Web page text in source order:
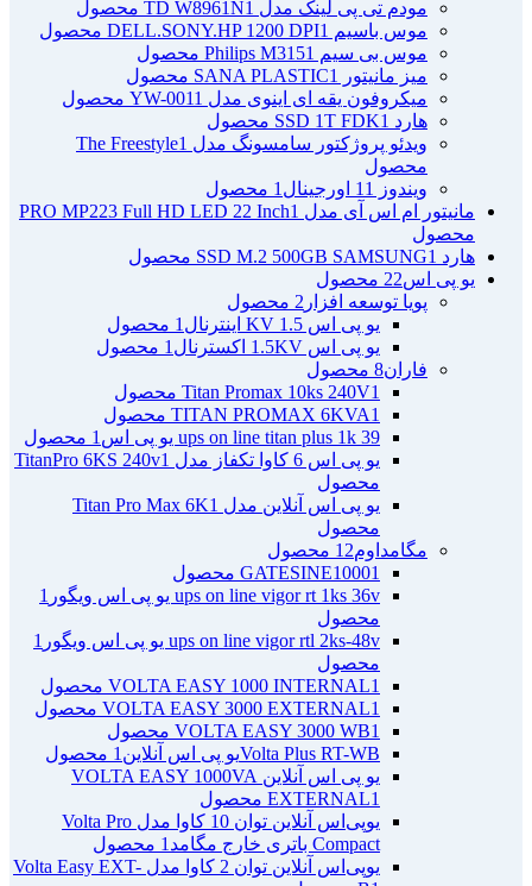
مودم تی پی لینک مدل TD W8961N 1 محصول
موس باسیم DELL.SONY.HP 1200 DPI 1 محصول
موس بی سیم Philips M315 1 محصول
میز مانیتور SANA PLASTIC
1 محصول
میکروفون یقه ای اینوی مدل YW-001 1 محصول
هارد SSD 1T FDK 1 محصول
ویدئو پروژکتور سامسونگ مدل The Freestyle 1
محصول
ویندوز 11 اورجینال
1 محصول
مانیتور ام اس آی مدل PRO MP223 Full HD LED 22 Inch 1
محصول
هارد SSD M.2 500GB SAMSUNG 1 محصول
یو پی اس22 محصول
پویا توسعه افزار 2 محصول
یو پی اس 1.5 KV اینترنال
1 محصول
یو پی اس 1.5KV اکسترنال
1 محصول
فاران8 محصول
Titan Promax 10ks 240V1 محصول
TITAN PROMAX 6KVA1 محصول
ups on line titan plus 1k 39 یو پی اس
1 محصول
یو پی اس 6 کاوا تکفاز مدل TitanPro 6KS 240v
1
محصول
یو پی اس آنلاین مدل Titan Pro Max 6K 1
محصول
مگامداوم12 محصول
GATESINE10001 محصول
ups on line vigor rt 1ks 36v یو پی اس ویگور
1
محصول
ups on line vigor rtl 2ks-48v یو پی اس ویگور
1
محصول
VOLTA EASY 1000 INTERNAL1 محصول
VOLTA EASY 3000 EXTERNAL1 محصول
VOLTA EASY 3000 WB1 محصول
Volta Plus RT-WBیو پی اس آنلاین
1 محصول
یو پی اس آنلاین VOLTA EASY 1000VA
EXTERNAL1 محصول
یو‌پی‌اس آنلاین توان 10 کاوا مدل Volta Pro
Compact باتری خارج مگامد
1 محصول
یو‌پی‌اس آنلاین توان 2 کاوا مدل Volta Easy EXT-